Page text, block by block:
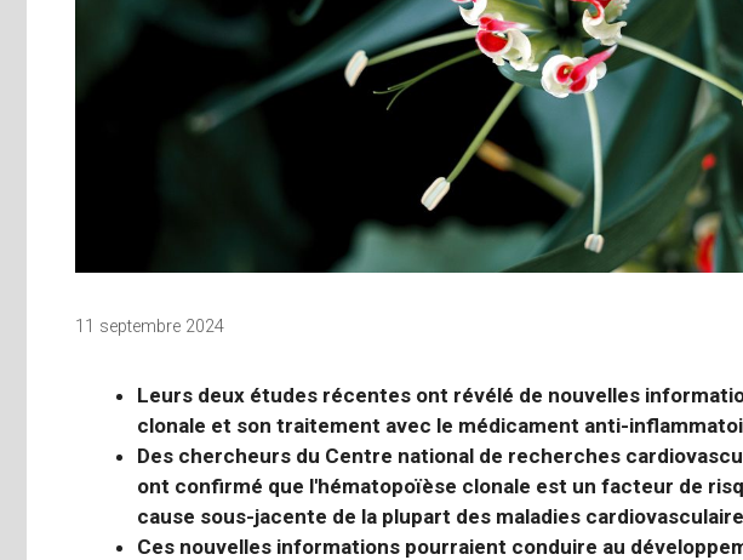
11 septembre 2024
Leurs deux études récentes ont révélé de nouvelles
clonale et son traitement avec le médicament anti-
Des chercheurs du Centre national de recherches
ont confirmé que l'hématopoïèse clonale est un facteur de
cause sous-jacente de la plupart des maladies
Ces nouvelles informations pourraient conduire au